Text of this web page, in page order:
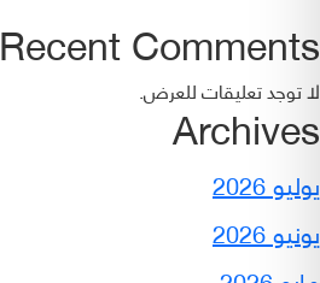
Recent Comments
لا توجد تعليقات للعرض.
Archives
يوليو 2026
يونيو 2026